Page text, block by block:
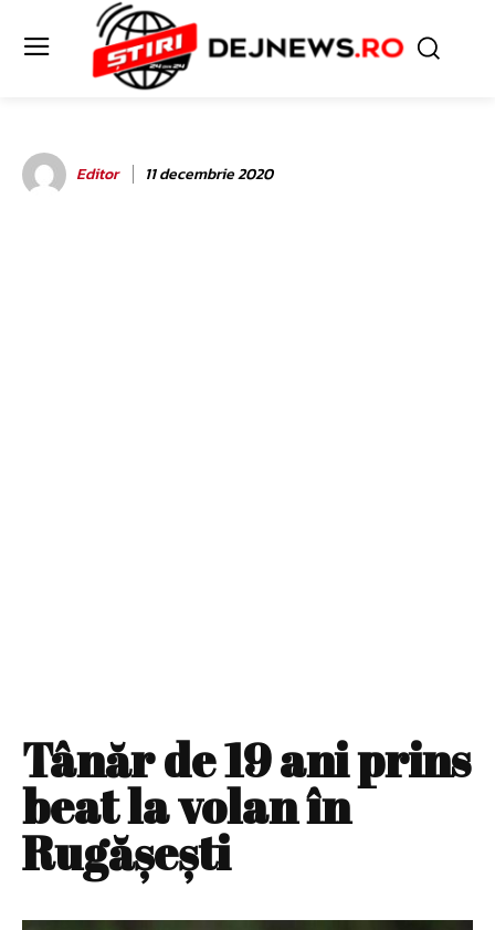
Editor 11 decembrie 2020
Tânăr de 19 ani prins
beat la volan în
Rugășești